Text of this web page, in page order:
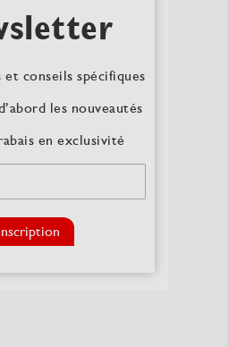
et conseils spécifiques
les nouveautés
en exclusivité